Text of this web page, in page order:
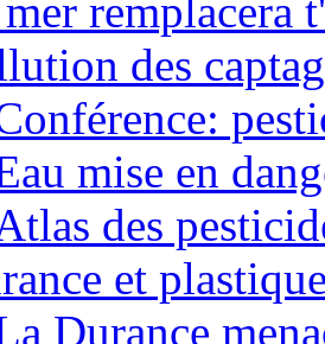
remplacera
des
mise en
des
et
Durance